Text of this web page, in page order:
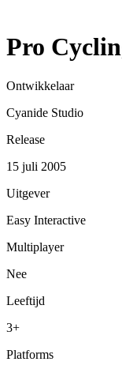
Pro
Ontwikkelaar
Cyanide Studio
Release
15 juli 2005
Uitgever
Easy Interactive
Multiplayer
Nee
Leeftijd
3+
Platforms